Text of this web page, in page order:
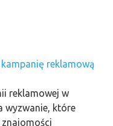
reklamową
reklamowej w
wyzwanie, które